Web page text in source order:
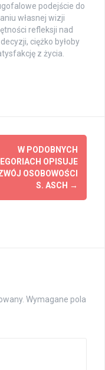
podejście do
własnej wizji
refleksji nad
ciężko byłoby
z życia.
W PODOBNYCH
OPISUJE
OSOBOWOŚCI
S. ASCH →
Wymagane pola